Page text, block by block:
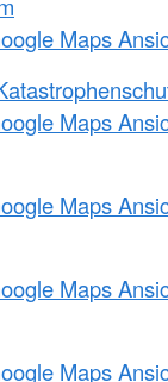
Maps
Maps
Maps
Maps
Maps